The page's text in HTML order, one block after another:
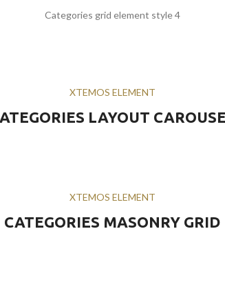
Categories grid element style 4
XTEMOS ELEMENT
LAYOUT
XTEMOS ELEMENT
CATEGORIES MASONRY GRID